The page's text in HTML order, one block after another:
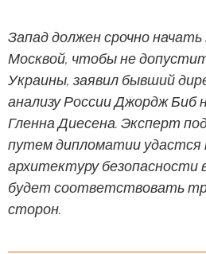
Запад должен срочно
Москвой, чтобы не
Украины, заявил бывший
анализу России Джордж Биб
Гленна Диесена. Эксперт
путем дипломатии
архитектуру безопасности
будет соответствовать
сторон.